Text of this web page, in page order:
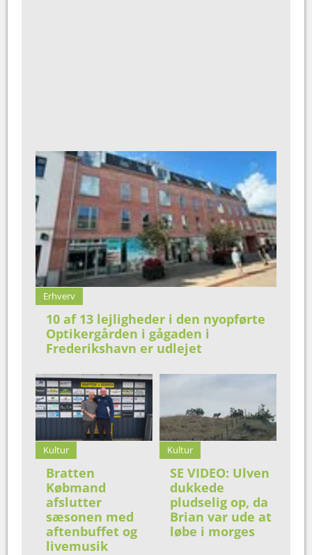
Erhverv
10 af 13 lejligheder i den nyopførte
Optikergården i gågaden i
Frederikshavn er udlejet
Kultur
Bratten
Købmand
afslutter
sæsonen med
aftenbuffet og
livemusik
Kultur
SE VIDEO: Ulven
dukkede
pludselig op, da
Brian var ude at
løbe i morges